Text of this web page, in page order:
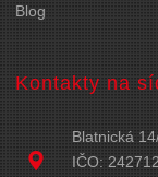
Blog
Kontakty na
Blatnická
IČO: